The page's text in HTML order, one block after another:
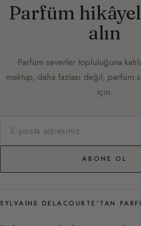
Parfüm
alın
Parfüm severler topluluğuna
mektup, daha fazlası değil, parfüm
için.
ABONE OL
SYLVAINE DELACOURTE'TAN